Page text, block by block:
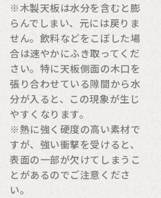
※木製天板は水分を含むと膨
らんでしまい、元には戻りま
せん。飲料などをこぼした場
合は速やかにふき取ってくだ
さい。特に天板側面の木口を
張り合わせている隙間から水
分が入ると、この現象が生じ
やすくなります。
※熱に強く硬度の高い素材で
すが、強い衝撃を受けると、
表面の一部が欠けてしまうこ
とがあるのでご注意くださ
い。